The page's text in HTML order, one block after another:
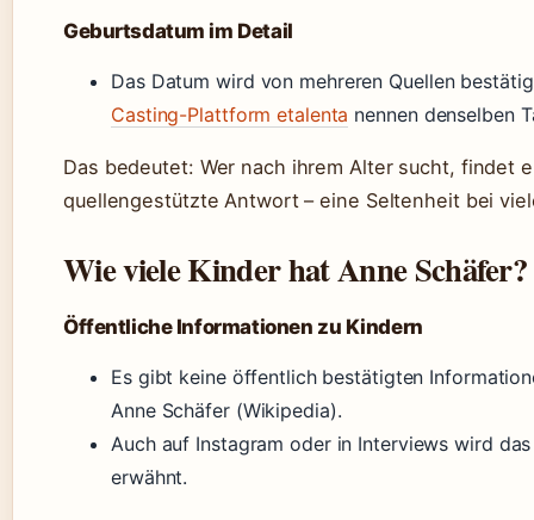
Geburtsdatum im Detail
Das Datum wird von mehreren Quellen
Casting-Plattform etalenta nennen denselben
Das bedeutet: Wer nach ihrem Alter sucht, findet
quellengestützte Antwort – eine Seltenheit bei
Wie viele Kinder hat Anne Schäfer?
Öffentliche Informationen zu Kindern
Es gibt keine öffentlich bestätigten
Anne Schäfer (Wikipedia).
Auch auf Instagram oder in Interviews wird
erwähnt.